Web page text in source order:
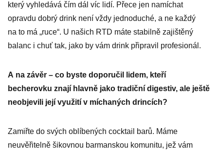
který vyhledává čím dál víc lidí. Přece jen namíchat
opravdu dobrý drink není vždy jednoduché, a ne každý
na to má „ruce“. U našich RTD máte stabilně zajištěný
balanc i chuť tak, jako by vám drink připravil profesionál.
A na závěr – co byste doporučil lidem, kteří
becherovku znají hlavně jako tradiční digestiv, ale ještě
neobjevili její využití v míchaných drincích?
Zamiřte do svých oblíbených cocktail barů. Máme
neuvěřitelně šikovnou barmanskou komunitu, jež vám